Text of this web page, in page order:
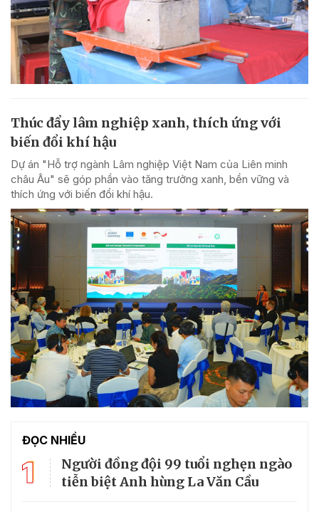
Thúc đẩy lâm nghiệp xanh, thích ứng với
biến đổi khí hậu
Dự án "Hỗ trợ ngành Lâm nghiệp Việt Nam của Liên minh
châu Âu" sẽ góp phần vào tăng trưởng xanh, bền vững và
thích ứng với biến đổi khí hậu.
ĐỌC NHIỀU
1
Người đồng đội 99 tuổi nghẹn ngào
tiễn biệt Anh hùng La Văn Cầu